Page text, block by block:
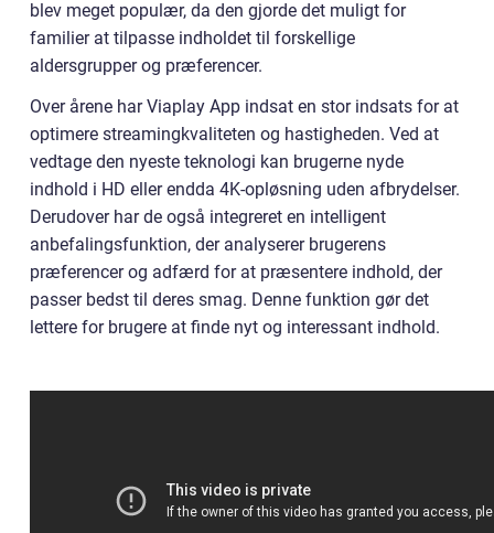
blev meget populær, da den gjorde det muligt for
familier at tilpasse indholdet til forskellige
aldersgrupper og præferencer.
Over årene har Viaplay App indsat en stor indsats for at
optimere streamingkvaliteten og hastigheden. Ved at
vedtage den nyeste teknologi kan brugerne nyde
indhold i HD eller endda 4K-opløsning uden afbrydelser.
Derudover har de også integreret en intelligent
anbefalingsfunktion, der analyserer brugerens
præferencer og adfærd for at præsentere indhold, der
passer bedst til deres smag. Denne funktion gør det
lettere for brugere at finde nyt og interessant indhold.